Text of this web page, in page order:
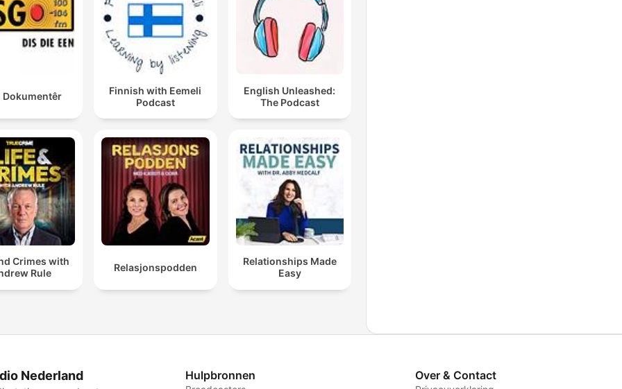
Dokumentêr
Finnish with Eemeli
Podcast
English Unleashed:
The Podcast
Crimes with
Rule
Relasjonspodden
Relationships Made
Easy
Nederland Hulpbronnen Over & Contact